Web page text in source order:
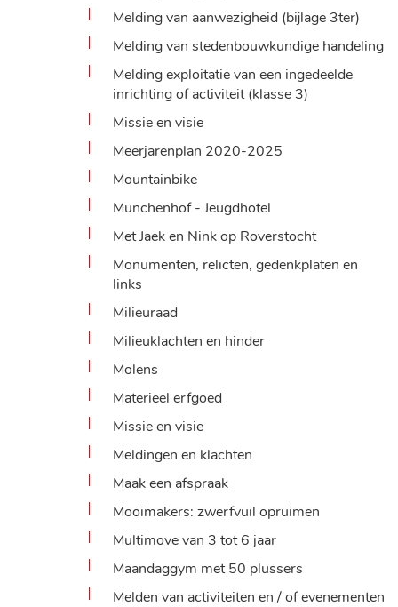
Melding van aanwezigheid (bijlage 3ter)
Melding van stedenbouwkundige handeling
Melding exploitatie van een ingedeelde
inrichting of activiteit (klasse 3)
Missie en visie
Meerjarenplan 2020-2025
Mountainbike
Munchenhof - Jeugdhotel
Met Jaek en Nink op Roverstocht
Monumenten, relicten, gedenkplaten en
links
Milieuraad
Milieuklachten en hinder
Molens
Materieel erfgoed
Missie en visie
Meldingen en klachten
Maak een afspraak
Mooimakers: zwerfvuil opruimen
Multimove van 3 tot 6 jaar
Maandaggym met 50 plussers
Melden van activiteiten en / of evenementen